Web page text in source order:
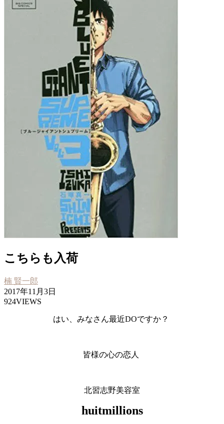
こちらも入荷
楠 賢一郎
2017年11月3日
924VIEWS
はい、みなさん最近DOですか？
皆様の心の恋人
北習志野美容室
huitmillions